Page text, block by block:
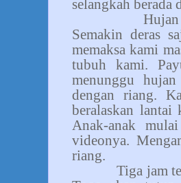
selangkah berada
Semakin deras
memaksa kami
tubuh kami.
menunggu
dengan riang.
beralaskan lantai
Anak-anak
videonya.
riang.
Tiga jam